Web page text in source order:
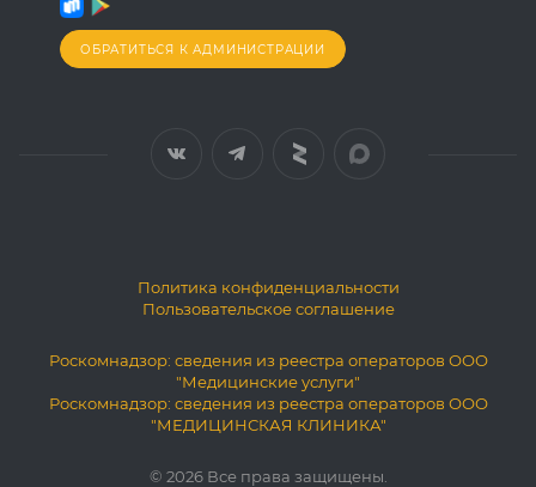
ОБРАТИТЬСЯ К АДМИНИСТРАЦИИ
Политика конфиденциальности
Пользовательское соглашение
Роскомнадзор: сведения из реестра операторов ООО
"Медицинские услуги"
Роскомнадзор: сведения из реестра операторов ООО
"МЕДИЦИНСКАЯ КЛИНИКА"
© 2026 Все права защищены.